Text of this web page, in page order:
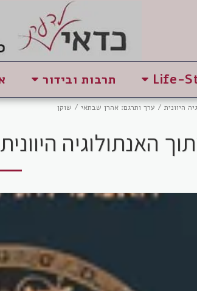
Life- תרבות ובידור
היוונית / ​ערך ותרגם: אהרן שבתאי / שוקן
האנתולוגיה